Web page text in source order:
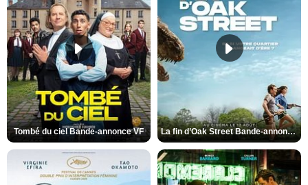
Tombé du ciel Bande-annonce VF La fin d’Oak Street Bande-annonce VO STFR